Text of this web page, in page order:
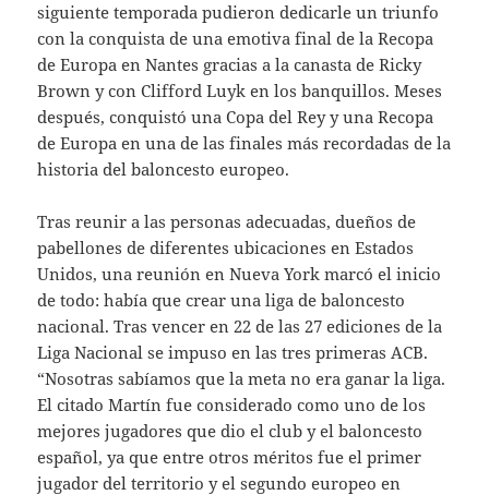
siguiente temporada pudieron dedicarle un triunfo
con la conquista de una emotiva final de la Recopa
de Europa en Nantes gracias a la canasta de Ricky
Brown y con Clifford Luyk en los banquillos. Meses
después, conquistó una Copa del Rey y una Recopa
de Europa en una de las finales más recordadas de la
historia del baloncesto europeo.
Tras reunir a las personas adecuadas, dueños de
pabellones de diferentes ubicaciones en Estados
Unidos, una reunión en Nueva York marcó el inicio
de todo: había que crear una liga de baloncesto
nacional. Tras vencer en 22 de las 27 ediciones de la
Liga Nacional se impuso en las tres primeras ACB.
“Nosotras sabíamos que la meta no era ganar la liga.
El citado Martín fue considerado como uno de los
mejores jugadores que dio el club y el baloncesto
español, ya que entre otros méritos fue el primer
jugador del territorio y el segundo europeo en